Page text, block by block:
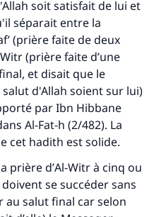
soit satisfait de lui et
séparait entre la
(prière faite de deux
(prière faite d’une
et disait que le
d'Allah soient sur lui)
par Ibn Hibbane
Al-Fat-h (2/482). La
cet hadith est solide.
prière d’Al-Witrà cinq ou
doivent se succéder sans
salut final car selon